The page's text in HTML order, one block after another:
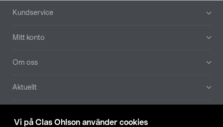
Vi på Clas Ohlson använder cookies
Sidfot
Kundservice
Mitt konto
Om oss
Aktuellt